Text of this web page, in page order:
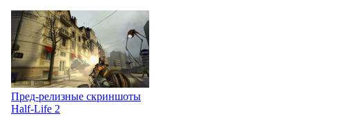
Пред-релизные скриншоты
Half-Life 2